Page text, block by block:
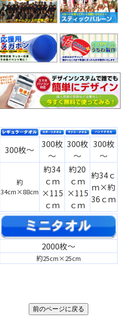
300枚～
300枚
～
300枚
～
300枚
～
約
34cm×88cm
約34
ｃｍ
×115
ｃｍ
約20
ｃｍ
×115
ｃｍ
約34ｃ
ｍ×約
36ｃｍ
2000枚～
約25cm×25cm